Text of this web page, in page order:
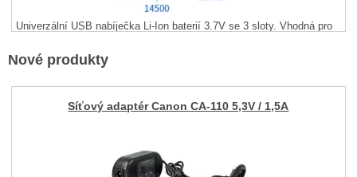
Univerzální USB nabíječka Li-Ion baterií 3.7V se 3 sloty. Vhodná pro
Cena bez DPH:
Nové produkty
Síťový adaptér Canon CA-110 5,3V / 1,5A